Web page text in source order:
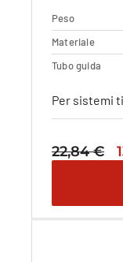
Aggiungi
Peso
Materiale
Tubo guida
Per sistemi
22,84€